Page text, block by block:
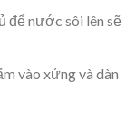
để nước sôi lên sẽ
vào xửng và dàn